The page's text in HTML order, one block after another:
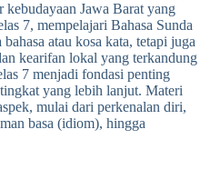
kebudayaan Jawa Barat yang
7, mempelajari Bahasa Sunda
atau kosa kata, tetapi juga
kearifan lokal yang terkandung
7 menjadi fondasi penting
yang lebih lanjut. Materi
mulai dari perkenalan diri,
basa (idiom), hingga